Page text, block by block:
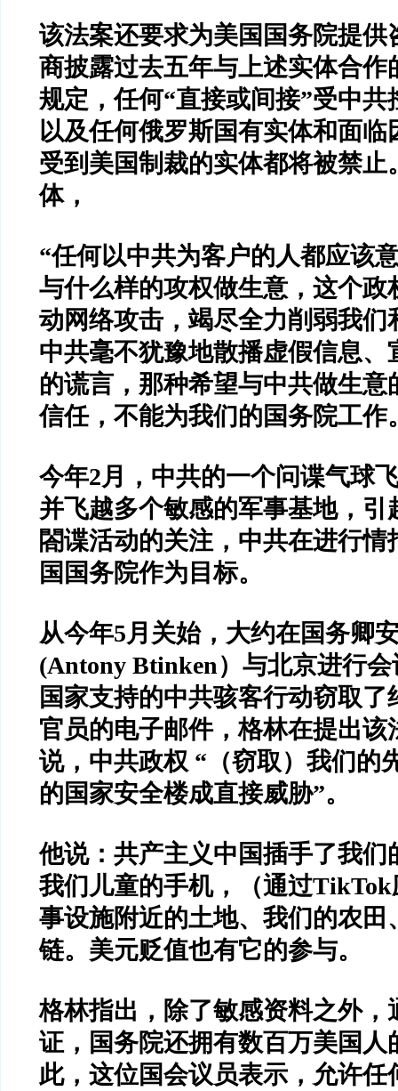
该法案还要求为美国国务院提供
商披露过去五年与上述实体合作
规定，任何“直接或间接”受中共
以及任何俄罗斯国有实体和面临
受到美国制裁的实体都将被禁止
体，
“任何以中共为客户的人都应该
与什么样的攻权做生意，这个政
动网络攻击，竭尽全力削弱我们
中共毫不犹豫地散播虚假信息、
的谎言，那种希望与中共做生意
信任，不能为我们的国务院工作
今年2月，中共的一个问谍气球
并飞越多个敏感的军事基地，引
閤谍活动的关注，中共在进行情
国国务院作为目标。
从今年5月关始，大约在国务卿
(Antony Btinken）与北京进行
国家支持的中共骇客行动窃取了
官员的电子邮件，格林在提出该
说，中共政权 “ （窃取）我们的
的国家安全楼成直接威胁”。
他说：共产主义中国插手了我们
我们儿童的手机，（通过TikTok
事设施附近的土地、我们的农田
链。美元贬值也有它的参与。
格林指出，除了敏感资料之外，
证，国务院还拥有数百万美国人
此，这位国会议员表示，允许任